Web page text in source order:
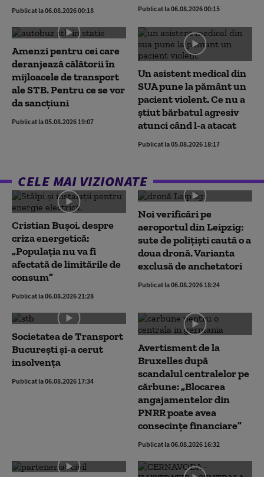
Publicat la 06.08.2026 00:18 Publicat la 06.08.2026 00:15
Amenzi pentru cei care
deranjează călătorii în
mijloacele de transport
ale STB. Pentru ce se vor
da sancțiuni
Publicat la 05.08.2026 19:07
Un asistent medical din
SUA pune la pământ un
pacient violent. Ce nu a
știut bărbatul agresiv
atunci când l-a atacat
Publicat la 05.08.2026 18:17
CELE MAI VIZIONATE
Cristian Bușoi, despre
criza energetică:
„Populația nu va fi
afectată de limitările de
consum”
Publicat la 06.08.2026 21:28
Noi verificări pe
aeroportul din Leipzig:
sute de polițiști caută o a
doua dronă. Varianta
exclusă de anchetatori
Publicat la 06.08.2026 18:24
Societatea de Transport
București și-a cerut
insolvența
Publicat la 06.08.2026 17:34
Avertisment de la
Bruxelles după
scandalul centralelor pe
cărbune: „Blocarea
angajamentelor din
PNRR poate avea
consecințe financiare”
Publicat la 06.08.2026 16:32